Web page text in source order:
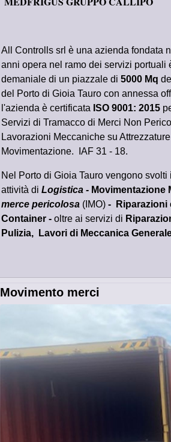
All Controlls srl è una azienda fondata
anni opera nel ramo dei servizi portuali
demaniale di un piazzale di 5000 Mq
del Porto di Gioia Tauro con annessa
l'azienda è certificata ISO 9001: 2015
Servizi di Tramacco di Merci Non
Lavorazioni Meccaniche su
Movimentazione. IAF 31 - 18.
Nel Porto di Gioia Tauro vengono
attività di Logistica - Movimentazione
merce pericolosa (IMO) - Riparazioni
Container - oltre ai servizi di
Pulizia, Lavori di Meccanica
Movimento merci